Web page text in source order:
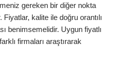
gereken bir diğer nokta
Fiyatlar, kalite ile doğru orantılı
benimsemelidir. Uygun fiyatlı
firmaları araştırarak